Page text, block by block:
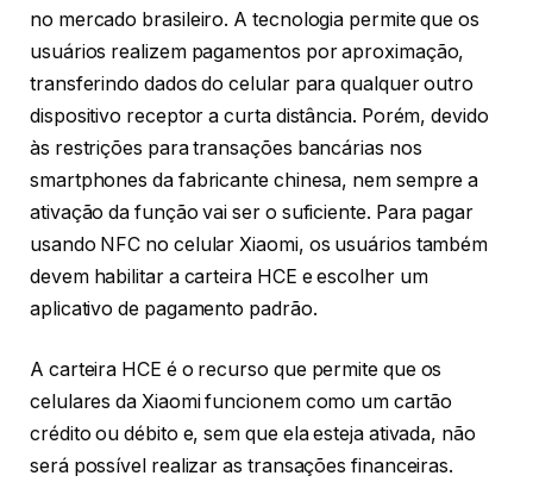
no mercado brasileiro. A tecnologia permite que os
usuários realizem pagamentos por aproximação,
transferindo dados do celular para qualquer outro
dispositivo receptor a curta distância. Porém, devido
às restrições para transações bancárias nos
smartphones da fabricante chinesa, nem sempre a
ativação da função vai ser o suficiente. Para pagar
usando NFC no celular Xiaomi, os usuários também
devem habilitar a carteira HCE e escolher um
aplicativo de pagamento padrão.
A carteira HCE é o recurso que permite que os
celulares da Xiaomi funcionem como um cartão
crédito ou débito e, sem que ela esteja ativada, não
será possível realizar as transações financeiras.